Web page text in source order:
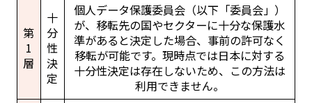
第
1
層
十
分
性
決
定
個人データ保護委員会（以下「委員会」）
が、移転先の国やセクターに十分な保護水
準があると決定した場合、事前の許可なく
移転が可能です。現時点では日本に対する
十分性決定は存在しないため、この方法は
利用できません。